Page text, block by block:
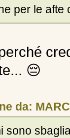
per le afte
😔
da:
sono